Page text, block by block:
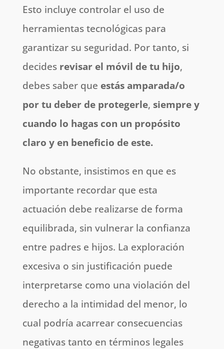
Esto incluye controlar el uso de
herramientas tecnológicas para
garantizar su seguridad. Por tanto, si
decides revisar el móvil de tu hijo,
debes saber que estás amparada/o
por tu deber de protegerle, siempre y
cuando lo hagas con un propósito
claro y en beneficio de este.
No obstante, insistimos en que es
importante recordar que esta
actuación debe realizarse de forma
equilibrada, sin vulnerar la confianza
entre padres e hijos. La exploración
excesiva o sin justificación puede
interpretarse como una violación del
derecho a la intimidad del menor, lo
cual podría acarrear consecuencias
negativas tanto en términos legales